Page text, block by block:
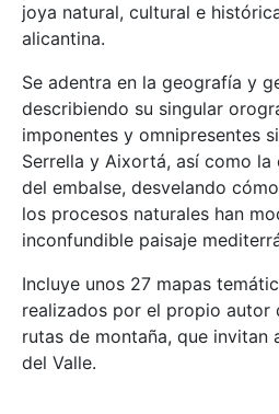
joya natural, cultural e
alicantina.
Se adentra en la geografía y
describiendo su singular
imponentes y omnipresentes
Serrella y Aixortá, así como la
del embalse, desvelando
los procesos naturales han
inconfundible paisaje
Incluye unos 27 mapas
realizados por el propio autor
rutas de montaña, que
del Valle.